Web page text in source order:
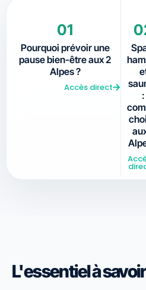
01
Pourquoi prévoir une
pause bien-être aux 2
Alpes ?
Accès direct
:
L'essentiel à savoir